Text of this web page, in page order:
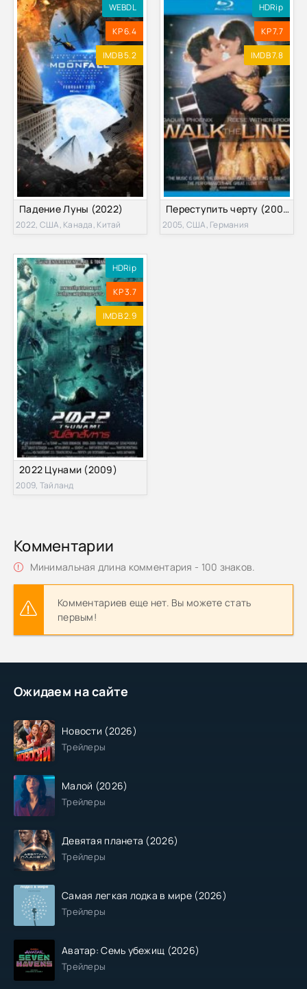
Ожидаем на сайте
Новости (2026)
Трейлеры
Малой (2026)
Трейлеры
Девятая планета (2026)
Трейлеры
Самая легкая лодка в мире (2026)
Трейлеры
Аватар: Семь убежищ (2026)
Трейлеры
WEBDL
KP 6.4
IMDB 5.2
Падение Луны (2022)
2022, США, Канада, Китай
HDRip
KP 7.7
IMDB 7.8
Переступить черту (2005)
2005, США, Германия
HDRip
KP 3.7
IMDB 2.9
2022 Цунами (2009)
2009, Тайланд
Комментарии
Минимальная длина комментария - 100 знаков.
Комментариев еще нет. Вы можете стать
первым!